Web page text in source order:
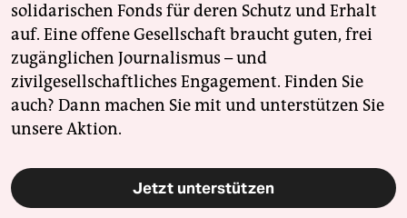
solidarischen Fonds für deren Schutz und Erhalt
auf. Eine offene Gesellschaft braucht guten, frei
zugänglichen Journalismus – und
zivilgesellschaftliches Engagement. Finden Sie
auch? Dann machen Sie mit und unterstützen Sie
unsere Aktion.
Jetzt unterstützen